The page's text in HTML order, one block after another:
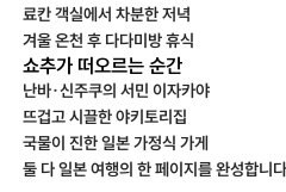
료칸 객실에서 차분한 저녁
겨울 온천 후 다다미방 휴식
쇼추가 떠오르는 순간
난바·신주쿠의 서민 이자카야
뜨겁고 시끌한 야키토리집
국물이 진한 일본 가정식 가게
둘 다 일본 여행의 한 페이지를 완성합니